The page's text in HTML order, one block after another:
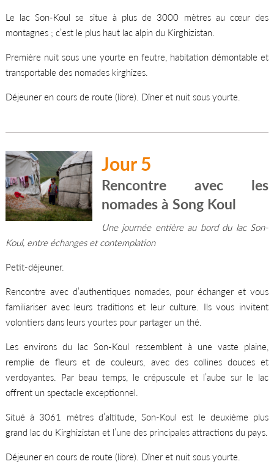
Le lac Son-Koul se situe à plus de 3000 mètres au cœur des
montagnes ; c’est le plus haut lac alpin du Kirghizistan.
Première nuit sous une yourte en feutre, habitation démontable et
transportable des nomades kirghizes.
Déjeuner en cours de route (libre). Dîner et nuit sous yourte.
Jour 5
Rencontre avec les
nomades à Song Koul
Une journée entière au bord du lac Son-
Koul, entre échanges et contemplation
Petit-déjeuner.
Rencontre avec d’authentiques nomades, pour échanger et vous
familiariser avec leurs traditions et leur culture. Ils vous invitent
volontiers dans leurs yourtes pour partager un thé.
Les environs du lac Son-Koul ressemblent à une vaste plaine,
remplie de fleurs et de couleurs, avec des collines douces et
verdoyantes. Par beau temps, le crépuscule et l’aube sur le lac
offrent un spectacle exceptionnel.
Situé à 3061 mètres d’altitude, Son-Koul est le deuxième plus
grand lac du Kirghizistan et l’une des principales attractions du pays.
Déjeuner en cours de route (libre). Dîner et nuit sous yourte.